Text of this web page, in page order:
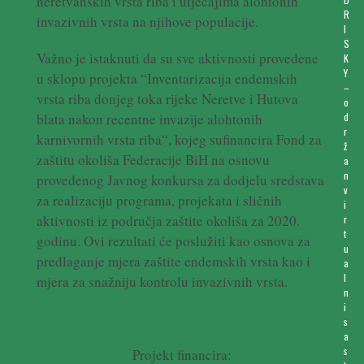
invazivnih vrsta na njihove populacije.
Važno je istaknuti da su sve aktivnosti provedene
u sklopu projekta “Inventarizacija endemskih
vrsta riba donjeg toka rijeke Neretve i Hutova
blata nakon recentne invazije alohtonih
karnivornih vrsta riba“, kojeg sufinancira Fond za
zaštitu okoliša Federacije BiH na osnovu
provedenog Javnog konkursa za dodjelu sredstava
za realizaciju programa, projekata i sličnih
aktivnosti iz područja zaštite okoliša za 2020.
godinu. Ovi rezultati će poslužiti kao osnova za
predlaganje mjera zaštite endemskih vrsta kao i
mjera za snažniju kontrolu invazivnih vrsta.
Projekt financira:
R
I
S
K
Y
–
o
d
r
ž
a
n
v
i
r
t
u
a
l
n
i
s
a
s